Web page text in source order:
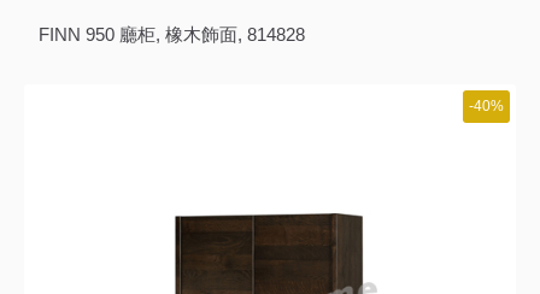
FINN 950 廳柜, 橡木飾面, 814828
-40%